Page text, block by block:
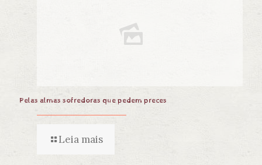
Pelas almas sofredoras que pedem preces
Leia mais